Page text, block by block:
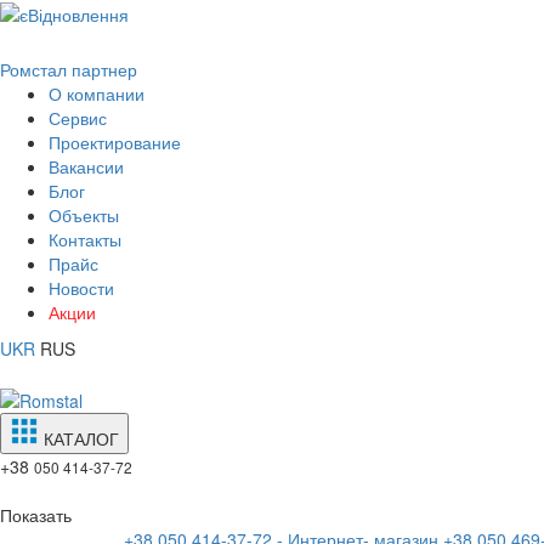
Ромстал партнер
О компании
Сервис
Проектирование
Вакансии
Блог
Объекты
Контакты
Прайс
Новости
Акции
UKR RUS
КАТАЛОГ
+38 050 414-37-72
Показать
+38 050 414-37-72 - Интернет- магазин +38 050